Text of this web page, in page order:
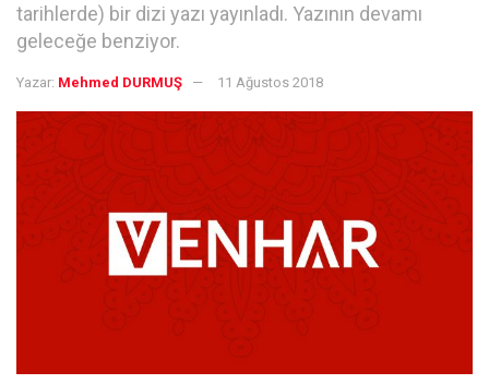
tarihlerde) bir dizi yazı yayınladı. Yazının devamı
geleceğe benziyor.
Yazar: Mehmed DURMUŞ 11 Ağustos 2018